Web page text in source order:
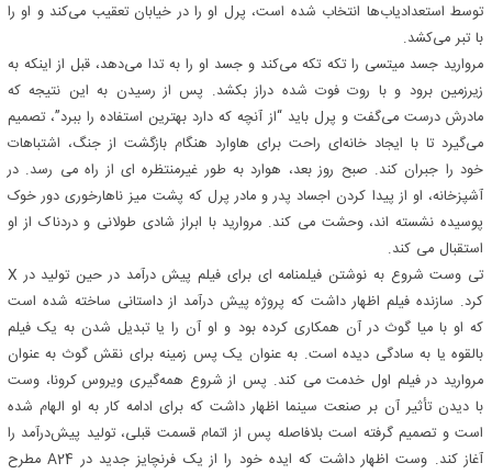
توسط استعدادیاب‌ها انتخاب شده است، پرل او را در خیابان تعقیب می‌کند و او را
با تبر می‌کشد.
مروارید جسد میتسی را تکه تکه می‌کند و جسد او را به تدا می‌دهد، قبل از اینکه به
زیرزمین برود و با روت فوت شده دراز بکشد. پس از رسیدن به این نتیجه که
مادرش درست می‌گفت و پرل باید “از آنچه که دارد بهترین استفاده را ببرد”، تصمیم
می‌گیرد تا با ایجاد خانه‌ای راحت برای هاوارد هنگام بازگشت از جنگ، اشتباهات
خود را جبران کند. صبح روز بعد، هوارد به طور غیرمنتظره ای از راه می رسد. در
آشپزخانه، او از پیدا کردن اجساد پدر و مادر پرل که پشت میز ناهارخوری دور خوک
پوسیده نشسته اند، وحشت می کند. مروارید با ابراز شادی طولانی و دردناک از او
استقبال می کند.
تی وست شروع به نوشتن فیلمنامه ای برای فیلم پیش درآمد در حین تولید در X
کرد. سازنده فیلم اظهار داشت که پروژه پیش درآمد از داستانی ساخته شده است
که او با میا گوث در آن همکاری کرده بود و او آن را یا تبدیل شدن به یک فیلم
بالقوه یا به سادگی دیده است. به عنوان یک پس زمینه برای نقش گوث به عنوان
مروارید در فیلم اول خدمت می کند. پس از شروع همه‌گیری ویروس کرونا، وست
با دیدن تأثیر آن بر صنعت سینما اظهار داشت که برای ادامه کار به او الهام شده
است و تصمیم گرفته است بلافاصله پس از اتمام قسمت قبلی، تولید پیش‌درآمد را
آغاز کند. وست اظهار داشت که ایده خود را از یک فرنچایز جدید در A24 مطرح